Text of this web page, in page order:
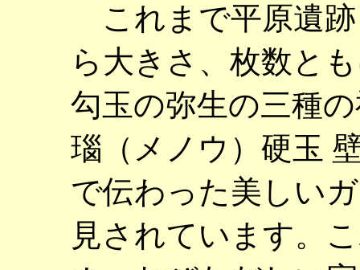
これまで平原遺
ら大きさ、枚数と
勾玉の弥生の三種
瑙（メノウ）硬玉
で伝わった美しい
見されています。